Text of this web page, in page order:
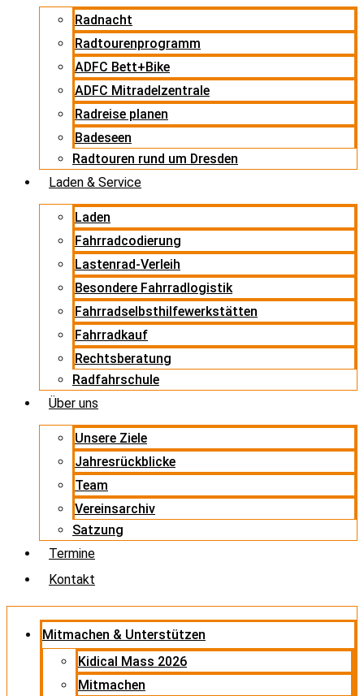
Radnacht
Radtourenprogramm
ADFC Bett+Bike
ADFC Mitradelzentrale
Radreise planen
Badeseen
Radtouren rund um Dresden
Laden & Service
Laden
Fahrradcodierung
Lastenrad-Verleih
Besondere Fahrradlogistik
Fahrradselbsthilfewerkstätten
Fahrradkauf
Rechtsberatung
Radfahrschule
Über uns
Unsere Ziele
Jahresrückblicke
Team
Vereinsarchiv
Satzung
Termine
Kontakt
Mitmachen & Unterstützen
Kidical Mass 2026
Mitmachen